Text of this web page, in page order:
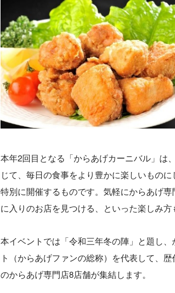
本年2回目となる「からあげカーニバル」は
じて、毎日の食事をより豊かに楽しいもの
特別に開催するものです。気軽にからあげ
に入りのお店を見つける、といった楽しみ
本イベントでは「令和三年冬の陣」と題し
ト（からあげファンの総称）を代表して、
のからあげ専門店8店舗が集結します。